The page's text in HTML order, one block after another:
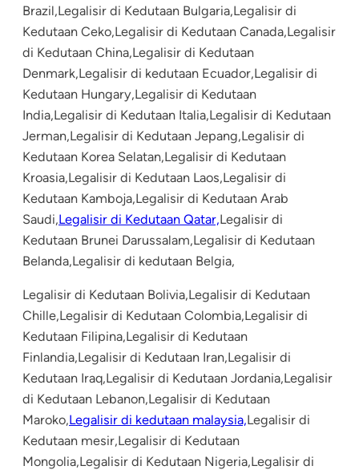
Brazil,Legalisir di Kedutaan Bulgaria,Legalisir di
Kedutaan Ceko,Legalisir di Kedutaan Canada,Legalisir
di Kedutaan China,Legalisir di Kedutaan
Denmark,Legalisir di kedutaan Ecuador,Legalisir di
Kedutaan Hungary,Legalisir di Kedutaan
India,Legalisir di Kedutaan Italia,Legalisir di Kedutaan
Jerman,Legalisir di Kedutaan Jepang,Legalisir di
Kedutaan Korea Selatan,Legalisir di Kedutaan
Kroasia,Legalisir di Kedutaan Laos,Legalisir di
Kedutaan Kamboja,Legalisir di Kedutaan Arab
Saudi,Legalisir di Kedutaan Qatar,Legalisir di
Kedutaan Brunei Darussalam,Legalisir di Kedutaan
Belanda,Legalisir di kedutaan Belgia,
Legalisir di Kedutaan Bolivia,Legalisir di Kedutaan
Chille,Legalisir di Kedutaan Colombia,Legalisir di
Kedutaan Filipina,Legalisir di Kedutaan
Finlandia,Legalisir di Kedutaan Iran,Legalisir di
Kedutaan Iraq,Legalisir di Kedutaan Jordania,Legalisir
di Kedutaan Lebanon,Legalisir di Kedutaan
Maroko,Legalisir di kedutaan malaysia,Legalisir di
Kedutaan mesir,Legalisir di Kedutaan
Mongolia,Legalisir di Kedutaan Nigeria,Legalisir di